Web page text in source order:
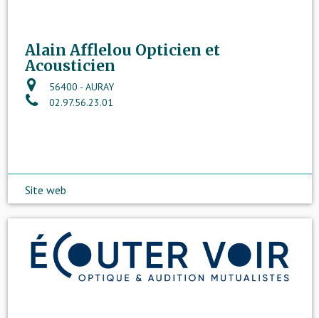
Alain Afflelou Opticien et
Acousticien
56400 - AURAY
02.97.56.23.01
Site web